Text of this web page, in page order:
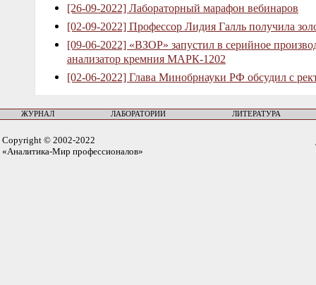
[26-09-2022] Лабораторный марафон вебинаров
[02-09-2022] Профессор Лидия Галль получила
[09-06-2022] «ВЗОР» запустил в серийное
анализатор кремния МАРК-1202
[02-06-2022] Глава Минобрнауки РФ обсудил с
ЖУРНАЛ ЛАБОРАТОРИИ ЛИТЕРАТУРА
Copyright © 2002-2022
«Аналитика-Мир профессионалов»